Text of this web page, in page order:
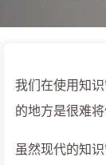
我们在使用知
的地方是很难
虽然现代的知